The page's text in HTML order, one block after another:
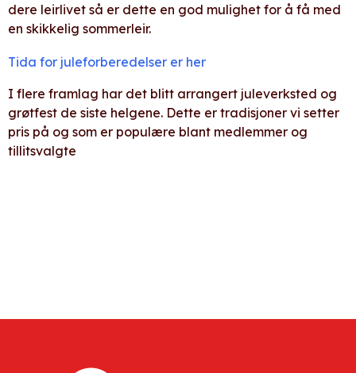
dere leirlivet så er dette en god mulighet for å få med
en skikkelig sommerleir.
Tida for juleforberedelser er her
I flere framlag har det blitt arrangert juleverksted og
grøtfest de siste helgene. Dette er tradisjoner vi setter
pris på og som er populære blant medlemmer og
tillitsvalgte